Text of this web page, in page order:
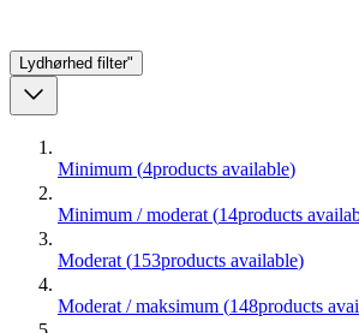
Lydhørhed filter"
Minimum (4products available)
Minimum / moderat (14products
Moderat (153products available)
Moderat / maksimum (148products